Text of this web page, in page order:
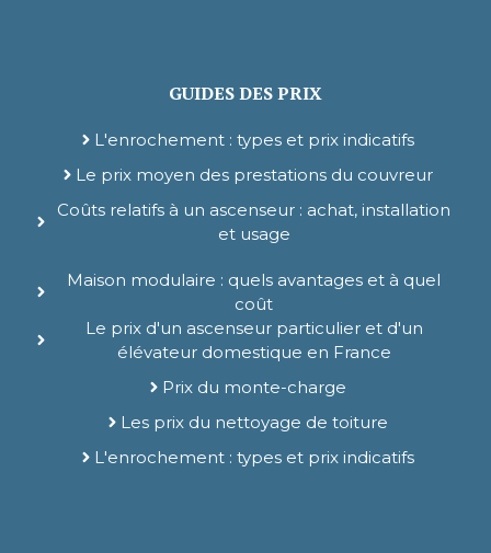
GUIDES DES PRIX
L'enrochement : types et prix indicatifs
Le prix moyen des prestations du couvreur
Coûts relatifs à un ascenseur : achat, installation
et usage
Maison modulaire : quels avantages et à quel
coût
Le prix d'un ascenseur particulier et d'un
élévateur domestique en France
Prix du monte-charge
Les prix du nettoyage de toiture
L'enrochement : types et prix indicatifs